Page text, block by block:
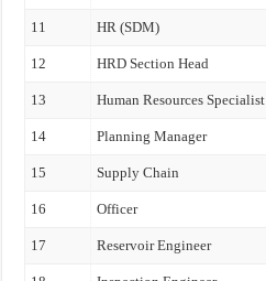
11 HR (SDM)
12 HRD Section Head
13 Human Resources Specialist
14 Planning Manager
15 Supply Chain
16 Officer
17 Reservoir Engineer